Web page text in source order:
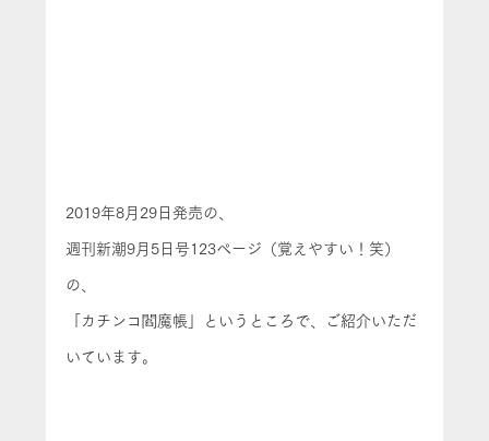
2019年8月29日発売の、
週刊新潮9月5日号123ページ（覚えやすい！笑）
の、
「カチンコ閻魔帳」というところで、ご紹介いただ
いています。